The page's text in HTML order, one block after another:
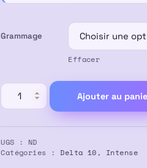
Grammage
Effacer
quantité
de
PURPLE
STORM
Ajouter au
UGS : ND
Catégories : Delta 10 , Intense